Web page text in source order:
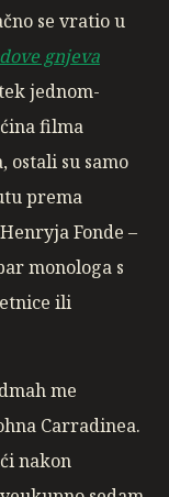
se vratio u
gnjeva
jednom-
filma
su samo
prema
Fonde –
monologa s
ili
me
Carradinea.
nakon